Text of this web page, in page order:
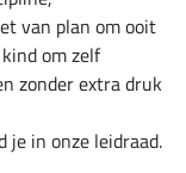
van plan om ooit
om zelf
zonder extra druk
je in onze leidraad.